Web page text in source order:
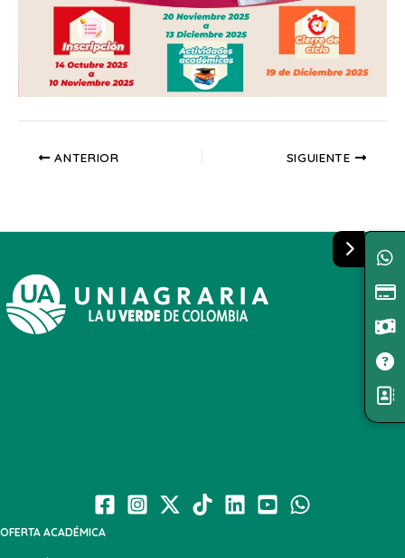
ANTERIOR SIGUIENTE
OFERTA ACADÉMICA